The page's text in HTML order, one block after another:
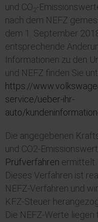
und CO2-
nach dem NEFZ
dem 1. September
entsprechende
Informationen zu den
und NEFZ finden Sie
https://
service/ueber-ihr-
auto/
Die angegebenen
und CO2-
Prüfverfahren ermittelt.
Dieses Verfahren ist
NEFZ-Verfahren und
KFZ-Steuer
Die NEFZ-Werte